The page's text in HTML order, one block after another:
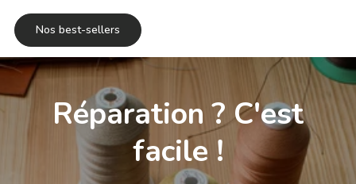
Nos best-sellers
Réparation ? C'est
facile !